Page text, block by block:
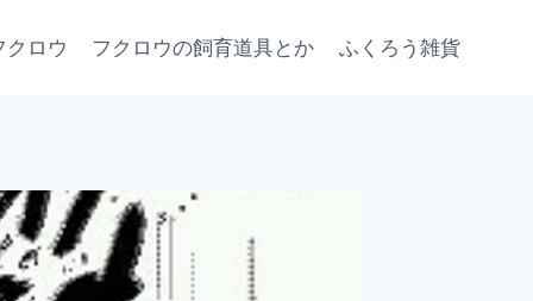
クロウ フクロウの飼育道具とか ふくろう雑貨